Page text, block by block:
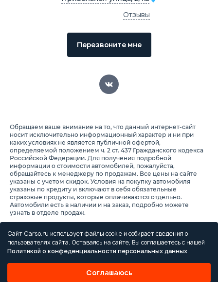
Отзывы
Перезвоните мне
Обращаем ваше внимание на то, что данный интернет-сайт
носит исключительно информационный характер и ни при
каких условиях не является публичной офертой,
определяемой положением ч. 2 ст. 437 Гражданского кодекса
Российской Федерации. Для получения подробной
информации о стоимости автомобилей, пожалуйста,
обращайтесь к менеджеру по продажам. Все цены на сайте
указаны с учетом скидок. Условия на покупку автомобиля
указаны по кредиту и включают в себя обязательные
страховые продукты, которые оплачиваются отдельно.
Автомобили есть в наличии и на заказ, подробно можете
узнать в отделе продаж.
Предоставляя свои персональные данные и используя
настоящий веб-сайт, Вы соглашаетесь с обработкой Ваших
персональных данных и принимаете условия их обработки.
Сайт Carso.ru использует файлы cookie и собирает сведения о
пользователях сайта. Оставаясь на сайте, Вы соглашаетесь с нашей
Политикой о конфеденциальности персональных данных.
Соглашаюсь